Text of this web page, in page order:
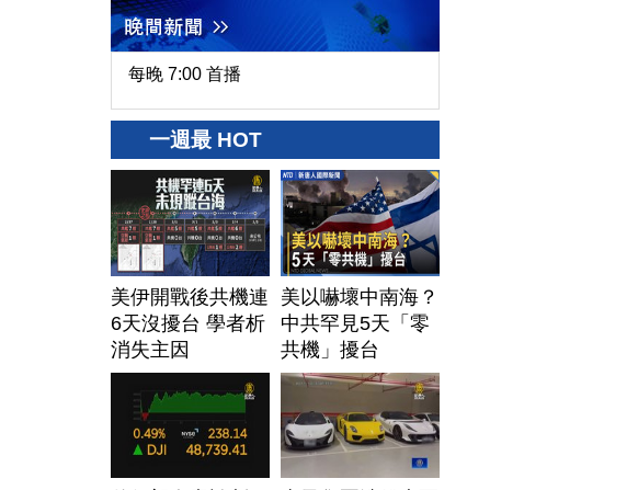
每晚 7:00 首播
一週最 HOT
美伊開戰後共機連
6天沒擾台 學者析
消失主因
美以嚇壞中南海？
中共罕見5天「零
共機」擾台